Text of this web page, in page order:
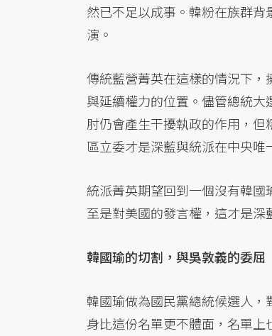
然已不足以成事。韓粉在族群
演。
傳統藍營菁英在這樣的情況下
與延續權力的位置。儘管總統
肘仍會產生干擾執政的作用，
區立委才是深藍與統派在中央唯
統派菁英期望回到一個沒有韓
至是對美國的發言權，這才是深
韓國瑜的切割，與吳敦義的委屈
韓國瑜做為國民黨總統候選人
身比這份名單更不體面，名單